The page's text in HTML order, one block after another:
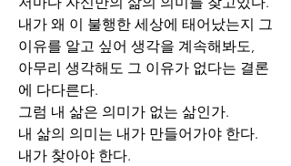
내가 왜 이 불행한 세상에 태어났는지 그
이유를 알고 싶어 생각을 계속해봐도,
아무리 생각해도 그 이유가 없다는 결론
에 다다른다.
그럼 내 삶은 의미가 없는 삶인가.
내 삶의 의미는 내가 만들어가야 한다.
내가 찾아야 한다.